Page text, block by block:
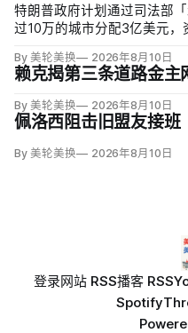
特朗普政府计划通过司法部
过10万的城市分配3亿美元，
游荡和强制治疗等政策，并
乱」激增时偿还未来联邦介入
By 美轮美换 2026年8月10日
赖克揭第三条道路金主
By 美轮美换 2026年8月10日
佩洛西阻击旧盟友接班
By 美轮美换 2026年8月10日
登录网站 RSS播客 RSS
Spotify